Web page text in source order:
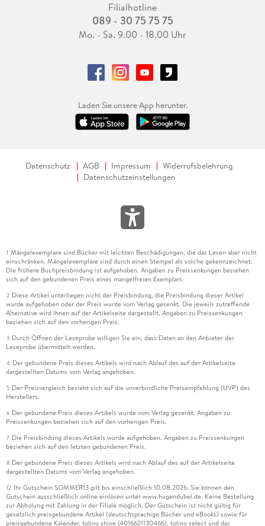
Filialhotline
089 - 30 75 75 75
Mo. - Sa. 9.00 - 18.00 Uhr
Laden Sie unsere App herunter.
Datenschutz AGB Impressum
Widerrufsbelehrung
Datenschutzeinstellungen
1 Mängelexemplare sind Bücher mit leichten Beschädigungen, die das Lesen aber nicht
einschränken. Mängelexemplare sind durch einen Stempel als solche gekennzeichnet.
Die frühere Buchpreisbindung ist aufgehoben. Angaben zu Preissenkungen beziehen
sich auf den gebundenen Preis eines mangelfreien Exemplars.
2 Diese Artikel unterliegen nicht der Preisbindung, die Preisbindung dieser Artikel
wurde aufgehoben oder der Preis wurde vom Verlag gesenkt. Die jeweils zutreffende
Alternative wird Ihnen auf der Artikelseite dargestellt. Angaben zu Preissenkungen
beziehen sich auf den vorherigen Preis.
3 Durch Öffnen der Leseprobe willigen Sie ein, dass Daten an den Anbieter der
Leseprobe übermittelt werden.
4 Der gebundene Preis dieses Artikels wird nach Ablauf des auf der Artikelseite
dargestellten Datums vom Verlag angehoben.
5 Der Preisvergleich bezieht sich auf die unverbindliche Preisempfehlung (UVP) des
Herstellers.
6 Der gebundene Preis dieses Artikels wurde vom Verlag gesenkt. Angaben zu
Preissenkungen beziehen sich auf den vorherigen Preis.
7 Die Preisbindung dieses Artikels wurde aufgehoben. Angaben zu Preissenkungen
beziehen sich auf den letzten gebundenen Preis.
8 Der gebundene Preis dieses Artikels wird nach Ablauf des auf der Artikelseite
dargestellten Datums vom Verlag angehoben.
12 Ihr Gutschein SOMMER13 gilt bis einschließlich 10.08.2026. Sie können den
Gutschein ausschließlich online einlösen unter www.hugendubel.de. Keine Bestellung
zur Abholung mit Zahlung in der Filiale möglich. Der Gutschein ist nicht gültig für
gesetzlich preisgebundene Artikel (deutschsprachige Bücher und eBooks) sowie für
preisgebundene Kalender, tolino shine (4016621130466), tolino select und das